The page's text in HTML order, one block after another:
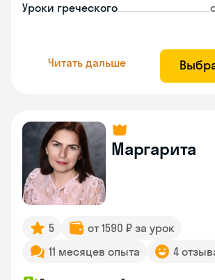
Уроки греческого
Читать дальше
Маргарита
5
от 1590 ₽ за урок
11 месяцев опыта
4